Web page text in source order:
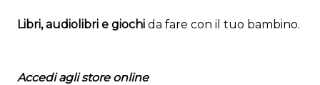
Libri, audiolibri e giochi da fare con il tuo bambino.
Accedi agli store online